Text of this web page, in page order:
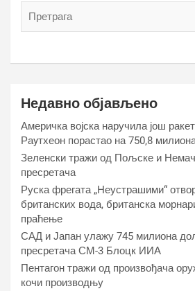
Недавно објављено
Америчка војска наручила још
Раyтхеон порастао на 750,8
Зеленски тражи од Пољске и
пресретача
Руска фрегата „Неустрашими“
британских вода, британска
праћење
САД и Јапан улажу 745 милиона
пресретача СМ-3 Блоцк ИИА
Пентагон тражи од произвођача
кочи производњу